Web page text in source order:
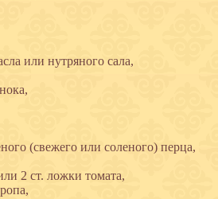
или нутряного сала,
(свежего или соленого) перца,
2 ст. ложки томата,